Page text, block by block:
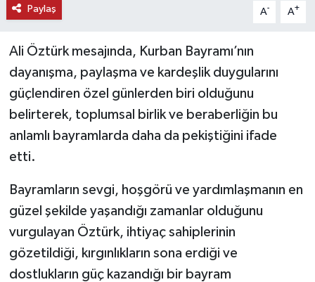
Paylaş A- A+
Ali Öztürk mesajında, Kurban Bayramı’nın
dayanışma, paylaşma ve kardeşlik duygularını
güçlendiren özel günlerden biri olduğunu
belirterek, toplumsal birlik ve beraberliğin bu
anlamlı bayramlarda daha da pekiştiğini ifade
etti.
Bayramların sevgi, hoşgörü ve yardımlaşmanın en
güzel şekilde yaşandığı zamanlar olduğunu
vurgulayan Öztürk, ihtiyaç sahiplerinin
gözetildiği, kırgınlıkların sona erdiği ve
dostlukların güç kazandığı bir bayram
TİCARET
YAŞAM